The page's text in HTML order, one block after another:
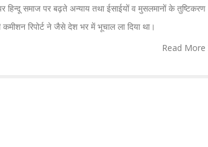
हिन्दू समाज पर बढ़ते अन्याय तथा ईसाईयों व मुसलमानों के तुष्टिकरण
रिपोर्ट ने जैसे देश भर में भूचाल ला दिया था।
Read More